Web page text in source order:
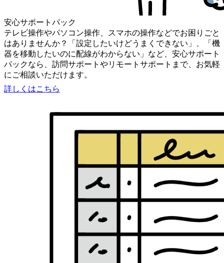
安心サポートパック
テレビ操作やパソコン操作、スマホの操作などでお困りごと
はありませんか？「設定したいけどうまくできない」、「機
器を移動したいのに配線がわからない」など、安心サポート
パックなら、訪問サポートやリモートサポートまで、お気軽
にご相談いただけます。
詳しくはこちら